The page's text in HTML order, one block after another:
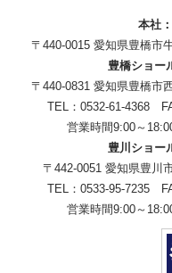
本社：
〒440-0015 愛知県豊橋市
豊橋ショー
〒440-0831 愛知県豊橋市
TEL：0532-61-4368
営業時間9:00～
豊川ショー
〒442-0051 愛知県豊川
TEL：0533-95-7235
営業時間9:00～